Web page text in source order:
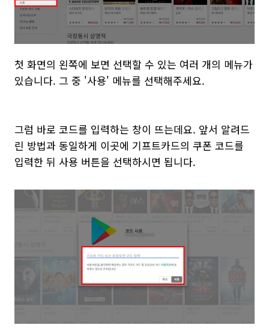
첫 화면의 왼쪽에 보면 선택할 수 있는 여러 개의 메뉴가
있습니다. 그 중 '사용' 메뉴를 선택해주세요.
그럼 바로 코드를 입력하는 창이 뜨는데요. 앞서 알려드
린 방법과 동일하게 이곳에 기프트카드의 쿠폰 코드를
입력한 뒤 사용 버튼을 선택하시면 됩니다.